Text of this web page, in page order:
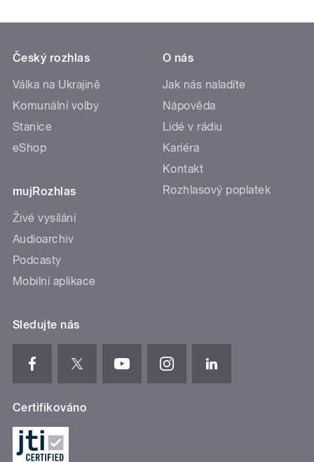
Český rozhlas
Válka na Ukrajině
Komunální volby
Stanice
eShop
mujRozhlas
Živé vysílání
Audioarchiv
Podcasty
Mobilní aplikace
O nás
Jak nás naladíte
Nápověda
Lidé v rádiu
Kariéra
Kontakt
Rozhlasový poplatek
Sledujte nás
Certifikováno